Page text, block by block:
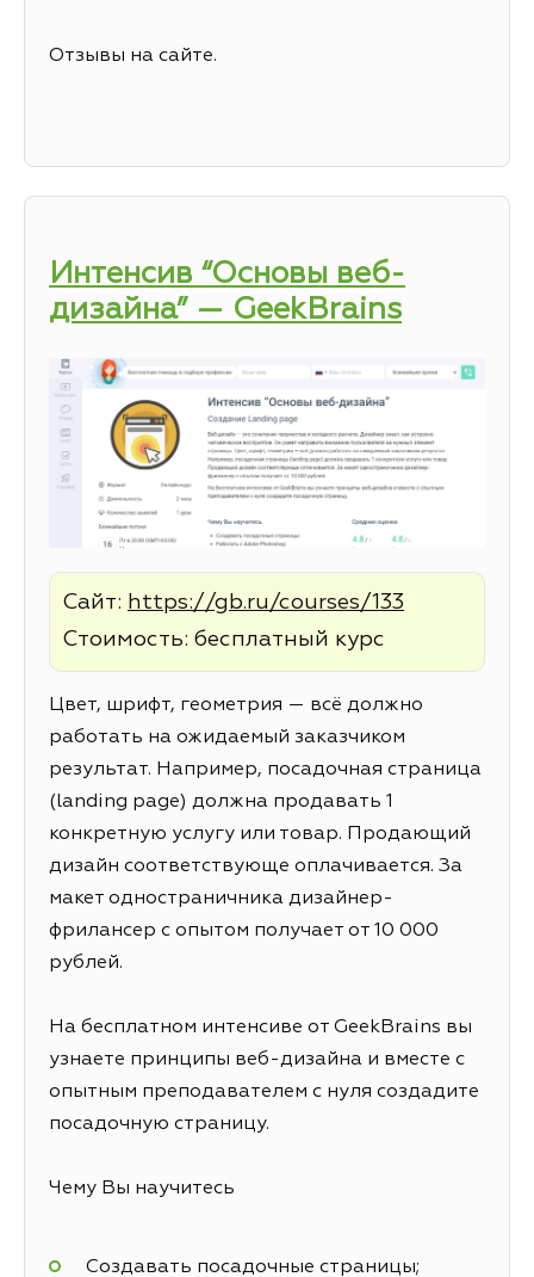
Отзывы на сайте.
Интенсив “Основы веб-
дизайна” — GeekBrains
Сайт: https://gb.ru/courses/133
Стоимость: бесплатный курс
Цвет, шрифт, геометрия — всё должно
работать на ожидаемый заказчиком
результат. Например, посадочная страница
(landing page) должна продавать 1
конкретную услугу или товар. Продающий
дизайн соответствующе оплачивается. За
макет одностраничника дизайнер-
фрилансер с опытом получает от 10 000
рублей.
На бесплатном интенсиве от GeekBrains вы
узнаете принципы веб-дизайна и вместе с
опытным преподавателем с нуля создадите
посадочную страницу.
Чему Вы научитесь
Создавать посадочные страницы;